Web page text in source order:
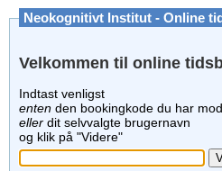
Neokognitivt Institut - Online
Velkommen til online
Indtast venligst
enten den bookingkode du har
eller dit selvvalgte brugernavn
og klik på "Videre"